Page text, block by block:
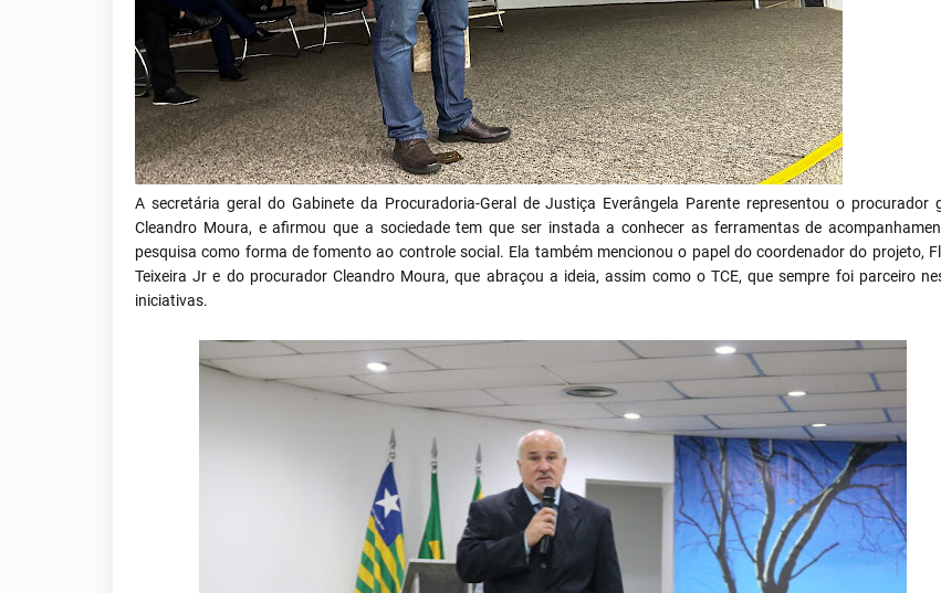
A secretária geral do Gabinete da Procuradoria-Geral de Justiça Everângela Parente representou o procurador
Cleandro Moura, e afirmou que a sociedade tem que ser instada a conhecer as ferramentas de
pesquisa como forma de fomento ao controle social. Ela também mencionou o papel do coordenador do projeto,
Teixeira Jr e do procurador Cleandro Moura, que abraçou a ideia, assim como o TCE, que sempre foi parceiro
iniciativas.